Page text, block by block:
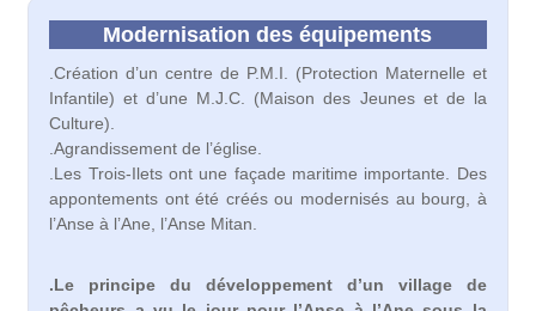
Modernisation des équipements
.Création d’un centre de P.M.I. (Protection Maternelle et
Infantile) et d’une M.J.C. (Maison des Jeunes et de la
Culture).
.Agrandissement de l’église.
.Les Trois-Ilets ont une façade maritime importante. Des
appontements ont été créés ou modernisés au bourg, à
l’Anse à l’Ane, l’Anse Mitan.
.Le principe du développement d’un village de